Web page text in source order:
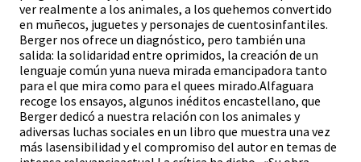
ver realmente a los animales, a los quehemos convertido
en muñecos, juguetes y personajes de cuentosinfantiles.
Berger nos ofrece un diagnóstico, pero también una
salida: la solidaridad entre oprimidos, la creación de un
lenguaje común yuna nueva mirada emancipadora tanto
para el que mira como para el quees mirado.Alfaguara
recoge los ensayos, algunos inéditos encastellano, que
Berger dedicó a nuestra relación con los animales y
adiversas luchas sociales en un libro que muestra una vez
más lasensibilidad y el compromiso del autor en temas de